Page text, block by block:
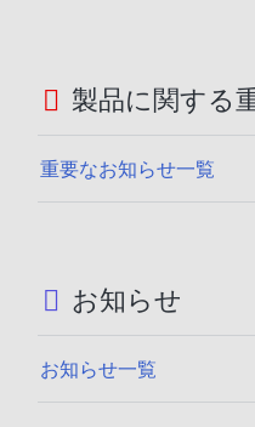
製品に関する
重要なお知らせ一覧
お知らせ
お知らせ一覧